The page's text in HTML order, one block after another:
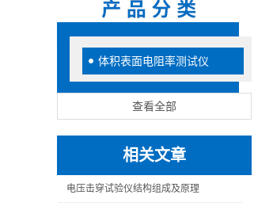
体积表面电阻率测试仪
查看全部
相关文章
电压击穿试验仪结构组成及原理